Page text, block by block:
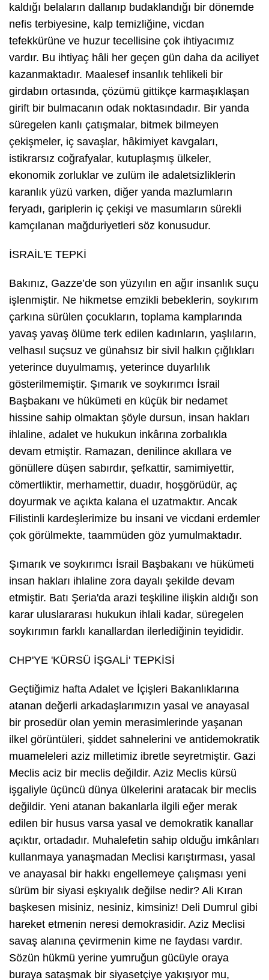
kaldığı belaların dallanıp budaklandığı bir dönemde
nefis terbiyesine, kalp temizliğine, vicdan
tefekkürüne ve huzur tecellisine çok ihtiyacımız
vardır. Bu ihtiyaç hâli her geçen gün daha da aciliyet
kazanmaktadır. Maalesef insanlık tehlikeli bir
girdabın ortasında, çözümü gittikçe karmaşıklaşan
girift bir bulmacanın odak noktasındadır. Bir yanda
süregelen kanlı çatışmalar, bitmek bilmeyen
çekişmeler, iç savaşlar, hâkimiyet kavgaları,
istikrarsız coğrafyalar, kutuplaşmış ülkeler,
ekonomik zorluklar ve zulüm ile adaletsizliklerin
karanlık yüzü varken, diğer yanda mazlumların
feryadı, gariplerin iç çekişi ve masumların sürekli
kamçılanan mağduriyetleri söz konusudur.
İSRAİL'E TEPKİ
Bakınız, Gazze’de son yüzyılın en ağır insanlık suçu
işlenmiştir. Ne hikmetse emzikli bebeklerin, soykırım
çarkına sürülen çocukların, toplama kamplarında
yavaş yavaş ölüme terk edilen kadınların, yaşlıların,
velhasıl suçsuz ve günahsız bir sivil halkın çığlıkları
yeterince duyulmamış, yeterince duyarlılık
gösterilmemiştir. Şımarık ve soykırımcı İsrail
Başbakanı ve hükümeti en küçük bir nedamet
hissine sahip olmaktan şöyle dursun, insan hakları
ihlaline, adalet ve hukukun inkârına zorbalıkla
devam etmiştir. Ramazan, denilince akıllara ve
gönüllere düşen sabırdır, şefkattir, samimiyettir,
cömertliktir, merhamettir, duadır, hoşgörüdür, aç
doyurmak ve açıkta kalana el uzatmaktır. Ancak
Filistinli kardeşlerimize bu insani ve vicdani erdemler
çok görülmekte, taammüden göz yumulmaktadır.
Şımarık ve soykırımcı İsrail Başbakanı ve hükümeti
insan hakları ihlaline zora dayalı şekilde devam
etmiştir. Batı Şeria'da arazi teşkiline ilişkin aldığı son
karar uluslararası hukukun ihlali kadar, süregelen
soykırımın farklı kanallardan ilerlediğinin teyididir.
CHP'YE 'KÜRSÜ İŞGALİ' TEPKİSİ
Geçtiğimiz hafta Adalet ve İçişleri Bakanlıklarına
atanan değerli arkadaşlarımızın yasal ve anayasal
bir prosedür olan yemin merasimlerinde yaşanan
ilkel görüntüleri, şiddet sahnelerini ve antidemokratik
muameleleri aziz milletimiz ibretle seyretmiştir. Gazi
Meclis aciz bir meclis değildir. Aziz Meclis kürsü
işgaliyle üçüncü dünya ülkelerini aratacak bir meclis
değildir. Yeni atanan bakanlarla ilgili eğer merak
edilen bir husus varsa yasal ve demokratik kanallar
açıktır, ortadadır. Muhalefetin sahip olduğu imkânları
kullanmaya yanaşmadan Meclisi karıştırması, yasal
ve anayasal bir hakkı engellemeye çalışması yeni
sürüm bir siyasi eşkıyalık değilse nedir? Ali Kıran
başkesen misiniz, nesiniz, kimsiniz! Deli Dumrul gibi
hareket etmenin neresi demokrasidir. Aziz Meclisi
savaş alanına çevirmenin kime ne faydası vardır.
Sözün hükmü yerine yumruğun gücüyle oraya
buraya sataşmak bir siyasetçiye yakışıyor mu,